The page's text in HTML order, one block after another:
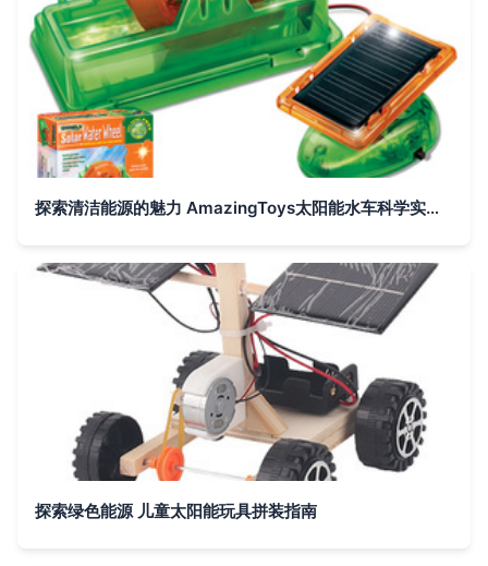
探索清洁能源的魅力 AmazingToys太阳能水车科学实验玩具
探索绿色能源 儿童太阳能玩具拼装指南